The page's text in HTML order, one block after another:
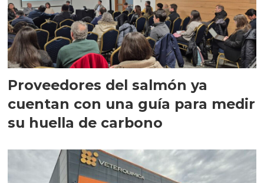
Proveedores del salmón ya
cuentan con una guía para medir
su huella de carbono